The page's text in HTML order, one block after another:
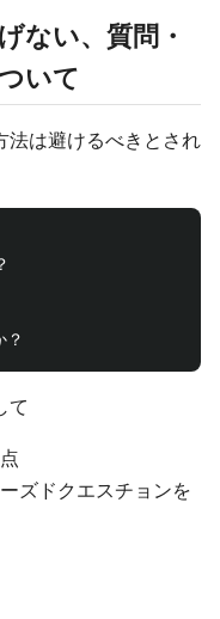
ない、質問・
いて
法は避けるべきとされ
て
ズドクエスチョンを